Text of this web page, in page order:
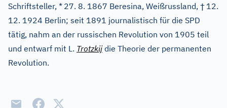
Schriftsteller, * 27. 8. 1867 Beresina, Weißrussland, † 12.
12. 1924 Berlin; seit 1891 journalistisch für die SPD
tätig, nahm an der russischen Revolution von 1905 teil
und entwarf mit L. Trotzkijdie Theorie der permanenten
Revolution.